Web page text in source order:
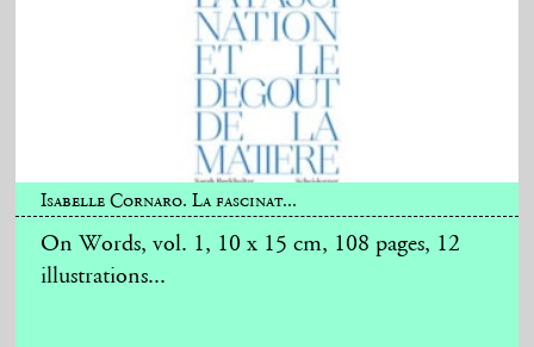
Isabelle Cornaro. La fascinat...
On Words, vol. 1, 10 x 15 cm, 108 pages, 12
illustrations...